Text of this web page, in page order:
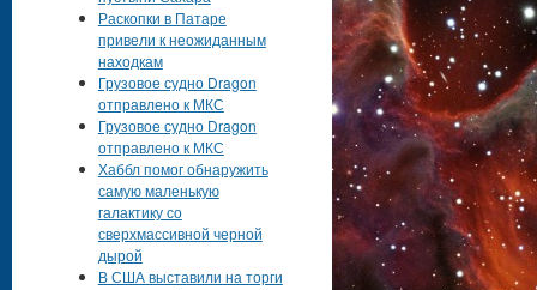
Раскопки в Патаре
привели к неожиданным
находкам
Грузовое судно Dragon
отправлено к МКС
Грузовое судно Dragon
отправлено к МКС
Хаббл помог обнаружить
самую маленькую
галактику со
сверхмассивной черной
дырой
В США выставили на торги